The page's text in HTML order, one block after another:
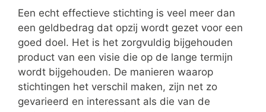
Een echt effectieve stichting is veel meer dan
een geldbedrag dat opzij wordt gezet voor een
goed doel. Het is het zorgvuldig bijgehouden
product van een visie die op de lange termijn
wordt bijgehouden. De manieren waarop
stichtingen het verschil maken, zijn net zo
gevarieerd en interessant als die van de